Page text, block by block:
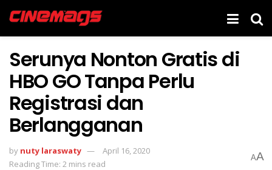
Serunya Nonton Gratis di
HBO GO Tanpa Perlu
Registrasi dan
Berlangganan
by nuty laraswaty
April 16, 2020
Reading Time: 2 mins read
AA